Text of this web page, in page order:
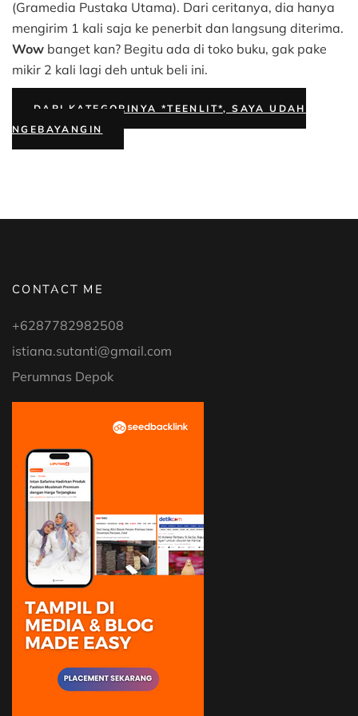
(Gramedia Pustaka Utama). Dari ceritanya, dia hanya
mengirim 1 kali saja ke penerbit dan langsung diterima.
Wow banget kan? Begitu ada di toko buku, gak pake
mikir 2 kali lagi deh untuk beli ini.
DARI KATEGORINYA *TEENLIT*, SAYA UDAH
NGEBAYANGIN
CONTACT ME
+6287782982508
istiana.sutanti@gmail.com
Perumnas Depok